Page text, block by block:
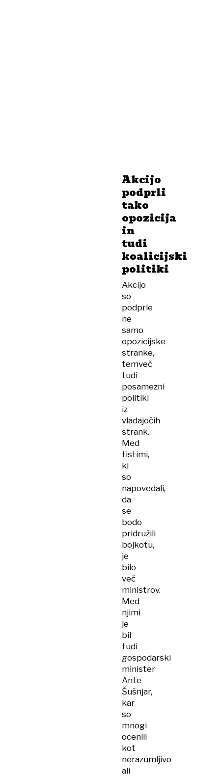
Akcijo
podprli
tako
opozicija
in
tudi
koalicijski
politiki
Akcijo
so
podprle
ne
samo
opozicijske
stranke,
temveč
tudi
posamezni
politiki
iz
vladajočih
strank.
Med
tistimi,
ki
so
napovedali,
da
se
bodo
pridružili
bojkotu,
je
bilo
več
ministrov.
Med
njimi
je
bil
tudi
gospodarski
minister
Ante
Šušnjar,
kar
so
mnogi
ocenili
kot
nerazumljivo
ali